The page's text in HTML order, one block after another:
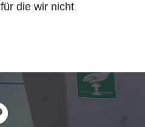
die wir nicht